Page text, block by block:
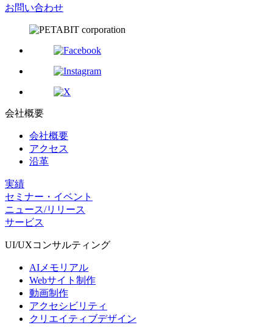
お問い合わせ
会社概要
会社概要
アクセス
沿革
実績
セミナー・イベント
ニュース/リリース
サービス
UI/UXコンサルティング
AIメモリアル
Webサイト制作
動画制作
アクセシビリティ
クリエイティブデザイン